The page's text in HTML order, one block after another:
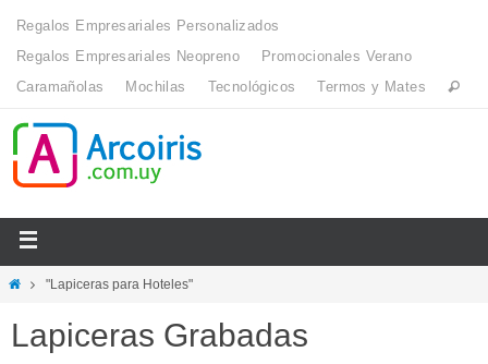
Regalos Empresariales Personalizados
Regalos Empresariales Neopreno
Promocionales Verano
Caramañolas
Mochilas Tecnológicos Termos y Mates
"Lapiceras para Hoteles"
Lapiceras Grabadas